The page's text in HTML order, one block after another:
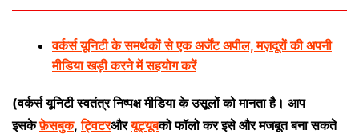
वर्कर्स यूनिटी के समर्थकों से एक अर्जेंट अपील, मज़दूरों की अपनी
मीडिया खड़ी करने में सहयोग करें
(वर्कर्स यूनिटी स्वतंत्र निष्पक्ष मीडिया के उसूलों को मानता है। आप
इसकेफ़ेसबुक,ट्विटरऔरयूट्यूबको फॉलो कर इसे और मजबूत बना सकते